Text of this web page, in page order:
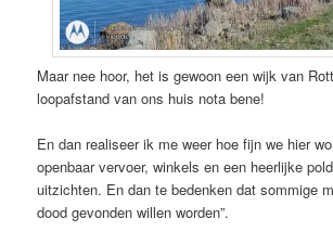
Maar nee hoor, het is gewoon een wijk van
loopafstand van ons huis nota bene!
En dan realiseer ik me weer hoe fijn we hier
openbaar vervoer, winkels en een heerlijke
uitzichten. En dan te bedenken dat sommige
dood gevonden willen worden”.